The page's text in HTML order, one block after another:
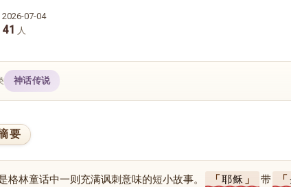
07-04
41 人
神话传说
要
格林童话中一则充满讽刺意味的短小故事。 耶稣 带